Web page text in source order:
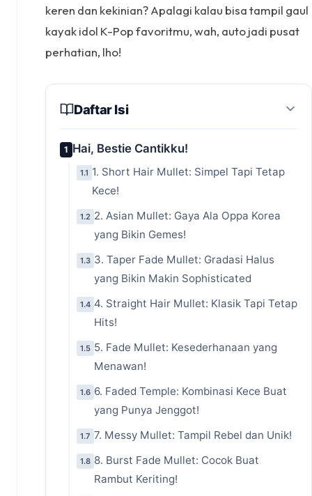
keren dan kekinian? Apalagi kalau bisa tampil gaul
kayak idol K-Pop favoritmu, wah, auto jadi pusat
perhatian, lho!
Daftar Isi
1 Hai, Bestie Cantikku!
1.1 1. Short Hair Mullet: Simpel Tapi Tetap
Kece!
1.2 2. Asian Mullet: Gaya Ala Oppa Korea
yang Bikin Gemes!
1.3 3. Taper Fade Mullet: Gradasi Halus
yang Bikin Makin Sophisticated
1.4 4. Straight Hair Mullet: Klasik Tapi Tetap
Hits!
1.5 5. Fade Mullet: Kesederhanaan yang
Menawan!
1.6 6. Faded Temple: Kombinasi Kece Buat
yang Punya Jenggot!
1.7 7. Messy Mullet: Tampil Rebel dan Unik!
1.8 8. Burst Fade Mullet: Cocok Buat
Rambut Keriting!